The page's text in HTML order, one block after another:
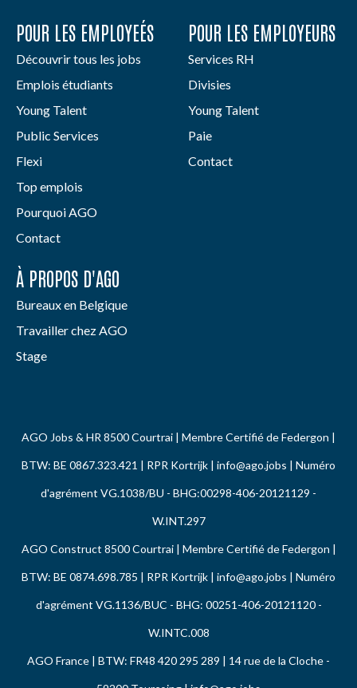
POUR LES EMPLOYEÉS
Découvrir tous les jobs
Emplois étudiants
Young Talent
Public Services
Flexi
Top emplois
Pourquoi AGO
Contact
POUR LES EMPLOYEURS
Services RH
Divisies
Young Talent
Paie
Contact
À PROPOS D'AGO
Bureaux en Belgique
Travailler chez AGO
Stage
AGO Jobs & HR 8500 Courtrai | Membre Certifié de Federgon |
BTW: BE 0867.323.421 | RPR Kortrijk | info@ago.jobs | Numéro
d'agrément VG.1038/BU - BHG:00298-406-20121129 -
W.INT.297
AGO Construct 8500 Courtrai | Membre Certifié de Federgon |
BTW: BE 0874.698.785 | RPR Kortrijk | info@ago.jobs | Numéro
d'agrément VG.1136/BUC - BHG: 00251-406-20121120 -
W.INTC.008
AGO France | BTW: FR48 420 295 289 | 14 rue de la Cloche -